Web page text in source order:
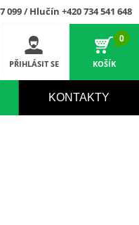
099 / Hlučín +420 734 541 648
PŘIHLÁSIT SE
0
KOŠÍK
KONTAKTY